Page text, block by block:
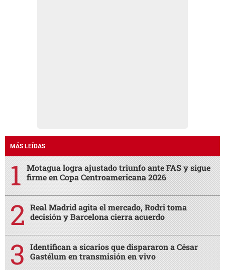
MÁS LEÍDAS
Motagua logra ajustado triunfo ante FAS y sigue
firme en Copa Centroamericana 2026
Real Madrid agita el mercado, Rodri toma
decisión y Barcelona cierra acuerdo
Identifican a sicarios que dispararon a César
Gastélum en transmisión en vivo